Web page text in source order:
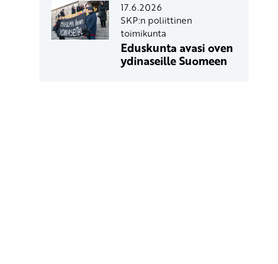
17.6.2026
SKP:n poliittinen
toimikunta
Eduskunta avasi oven
ydinaseille Suomeen